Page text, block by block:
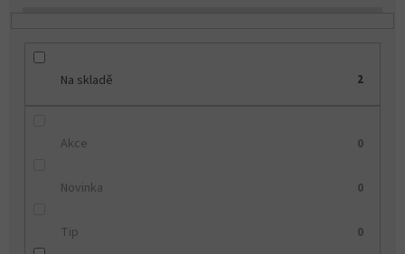
Na skladě 2
Akce 0
Novinka 0
Tip 0